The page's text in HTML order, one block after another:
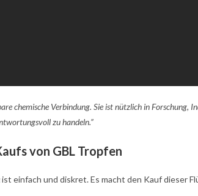
chemische Verbindung. Sie ist nützlich in Forschung,
zu handeln.”
von GBL Tropfen
ist einfach und diskret. Es macht den Kauf dieser